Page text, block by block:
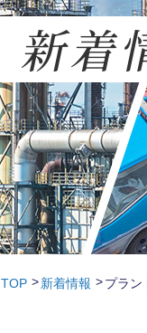
新着
TOP 新着情報 プラン